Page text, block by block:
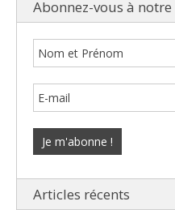
Abonnez-vous à
Articles récents